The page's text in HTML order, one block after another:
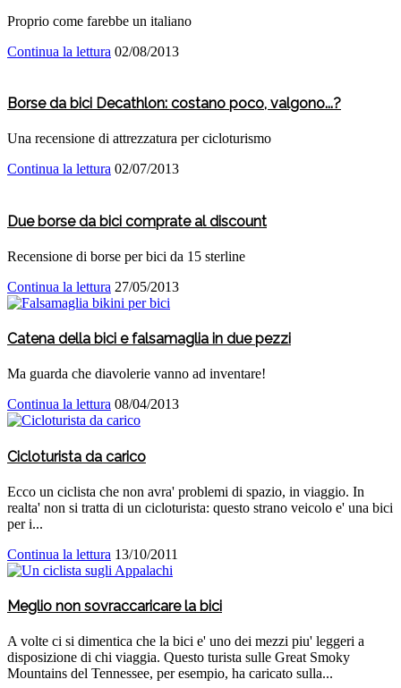
Proprio come farebbe un italiano
Continua la lettura 02/08/2013
Borse da bici Decathlon: costano poco, valgono...?
Una recensione di attrezzatura per cicloturismo
Continua la lettura 02/07/2013
Due borse da bici comprate al discount
Recensione di borse per bici da 15 sterline
Continua la lettura 27/05/2013
Catena della bici e falsamaglia in due pezzi
Ma guarda che diavolerie vanno ad inventare!
Continua la lettura 08/04/2013
Cicloturista da carico
Ecco un ciclista che non avra' problemi di spazio, in viaggio. In
realta' non si tratta di un cicloturista: questo strano veicolo e' una bici
per i...
Continua la lettura 13/10/2011
Meglio non sovraccaricare la bici
A volte ci si dimentica che la bici e' uno dei mezzi piu' leggeri a
disposizione di chi viaggia. Questo turista sulle Great Smoky
Mountains del Tennessee, per esempio, ha caricato sulla...